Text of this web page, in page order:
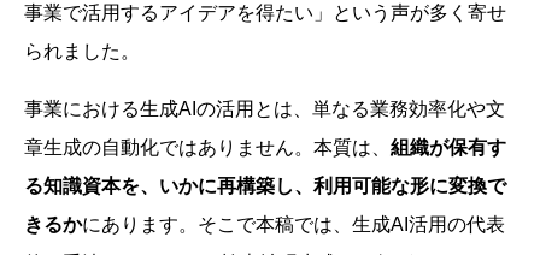
事業で活用するアイデアを得たい」という声が多く寄せ
られました。
事業における生成AIの活用とは、単なる業務効率化や文
章生成の自動化ではありません。本質は、 組織が保有す
る知識資本を、いかに再構築し、利用可能な形に変換で
きるかにあります。そこで本稿では、生成AI活用の代表